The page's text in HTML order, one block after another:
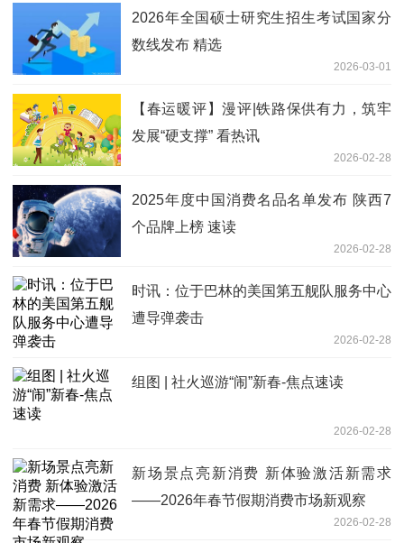
2026年全国硕士研究生招生考试国家分
数线发布 精选
2026-03-01
【春运暖评】漫评|铁路保供有力，筑牢
发展“硬支撑” 看热讯
2026-02-28
2025年度中国消费名品名单发布 陕西7
个品牌上榜 速读
2026-02-28
时讯：位于巴林的美国第五舰队服务中心
遭导弹袭击
2026-02-28
组图 | 社火巡游“闹”新春-焦点速读
2026-02-28
新场景点亮新消费 新体验激活新需求
——2026年春节假期消费市场新观察
2026-02-28